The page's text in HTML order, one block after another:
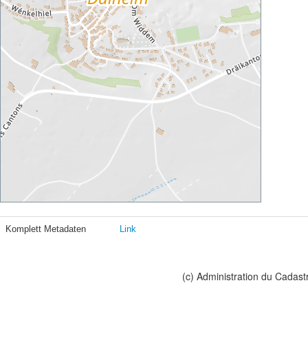
Komplett Metadaten Link
(c) Administration du